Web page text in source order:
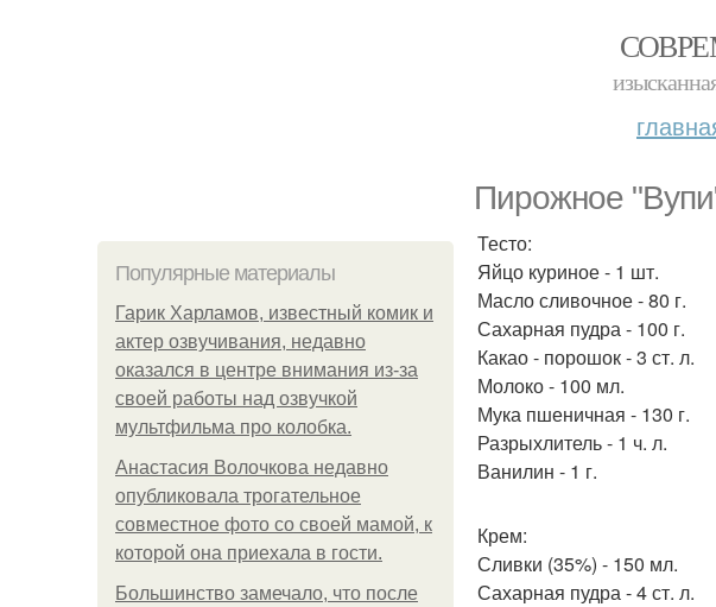
Пирожное
Популярные материалы
Гарик Харламов, известный комик и
актер озвучивания, недавно
оказался в центре внимания из-за
своей работы над озвучкой
мультфильма про колобка.
Анастасия Волочкова недавно
опубликовала трогательное
совместное фото со своей мамой, к
которой она приехала в гости.
Большинство замечало, что после
Тесто:
Яйцо куриное - 1 шт.
Масло сливочное - 80 г.
Сахарная пудра - 100 г.
Какао - порошок - 3 ст. л.
Молоко - 100 мл.
Мука пшеничная - 130 г.
Разрыхлитель - 1 ч. л.
Ванилин - 1 г.
Крем:
Сливки (35%) - 150 мл.
Сахарная пудра - 4 ст. л.